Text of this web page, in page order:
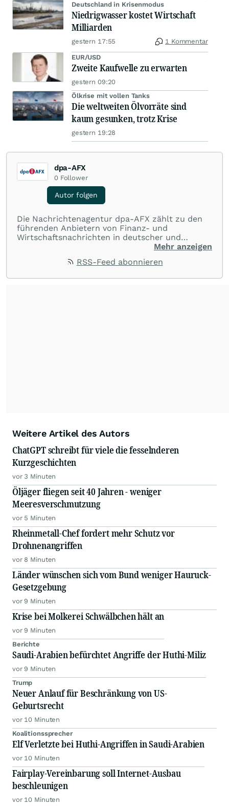
Deutschland in Krisenmodus
Niedrigwasser kostet Wirtschaft
Milliarden
gestern 17:55 1 Kommentar
EUR/USD
Zweite Kaufwelle zu erwarten
gestern 09:20
Ölkrise mit vollen Tanks
Die weltweiten Ölvorräte sind
kaum gesunken, trotz Krise
gestern 19:28
dpa-AFX
0 Follower
Autor folgen
Die Nachrichtenagentur dpa-AFX zählt zu den
führenden Anbietern von Finanz- und
Wirtschaftsnachrichten in deutscher und
englischer Sprache. Gestützt auf ein
dpa-AFX unabhängig, zuverlässig und schnell
Mehr anzeigen
RSS-Feed abonnieren
Weitere Artikel des Autors
ChatGPT schreibt für viele die fesselnderen
Kurzgeschichten
vor 3 Minuten
Öljäger fliegen seit 40 Jahren - weniger
Meeresverschmutzung
vor 5 Minuten
Rheinmetall-Chef fordert mehr Schutz vor
Drohnenangriffen
vor 8 Minuten
Länder wünschen sich vom Bund weniger Hauruck-
Gesetzgebung
vor 9 Minuten
Krise bei Molkerei Schwälbchen hält an
vor 9 Minuten
Berichte
Saudi-Arabien befürchtet Angriffe der Huthi-Miliz
vor 9 Minuten
Trump
Neuer Anlauf für Beschränkung von US-
Geburtsrecht
vor 10 Minuten
Koalitionssprecher
Elf Verletzte bei Huthi-Angriffen in Saudi-Arabien
vor 10 Minuten
Fairplay-Vereinbarung soll Internet-Ausbau
beschleunigen
vor 10 Minuten